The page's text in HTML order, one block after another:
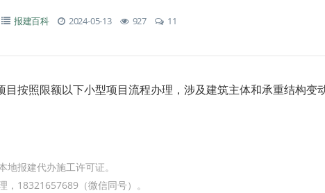
报建百科 2024-05-13 927 11
目按照限额以下小型项目流程办理，涉及建筑主体和承重结构
地报建代办施工许可证。
，18321657689（微信同号）。